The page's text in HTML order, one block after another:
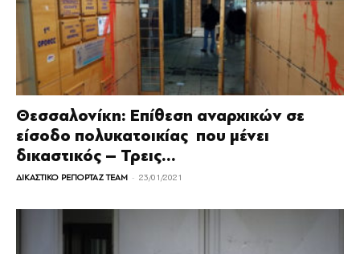
Θεσσαλονίκη: Επίθεση αναρχικών σε
είσοδο πολυκατοικίας που μένει
δικαστικός – Τρεις...
ΔΙΚΑΣΤΙΚΟ ΡΕΠΟΡΤΑΖ TEAM - 23/01/2021